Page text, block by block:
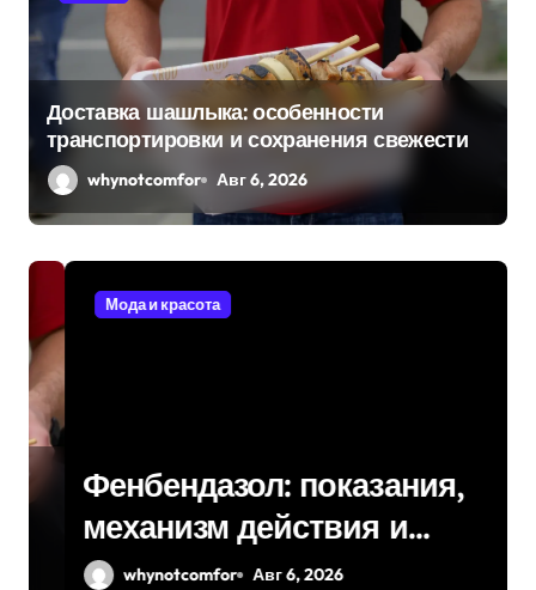
Доставка шашлыка: особенности
транспортировки и сохранения свежести
whynotcomfor Авг 6, 2026
Мода и красота
Фенбендазол: показания,
механизм действия и
вопросы безопасности
whynotcomfor Авг 6, 2026